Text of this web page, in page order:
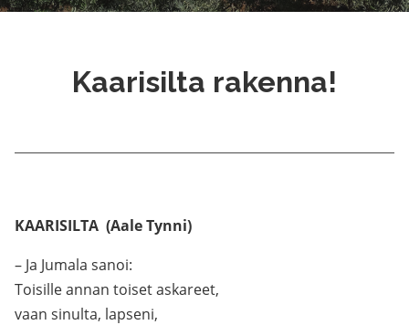
Kaarisilta rakenna!
KAARISILTA (Aale Tynni)
– Ja Jumala sanoi:
Toisille annan toiset askareet,
vaan sinulta, lapseni,